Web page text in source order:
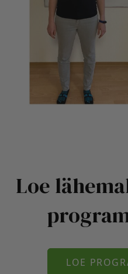
Elise koolitus peaks
juba keskkooli
Loe
LOE